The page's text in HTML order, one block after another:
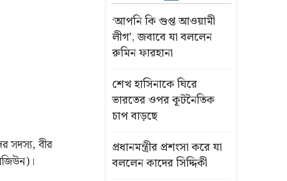
সদস্য, বীর
নারী সহকর্মীর ঘর
থেকে বস্ত্রহীন
অবস্থায় যুবদল
সভাপতি আটক
ইতালি
বিমানবন্দরে
আটকা ঢাকাগামী
যাত্রী
‘আপনি কি গুপ্ত আওয়ামী
লীগ’, জবাবে যা বললেন
রুমিন ফারহানা
শেখ হাসিনাকে ঘিরে
ভারতের ওপর কূটনৈতিক
চাপ বাড়ছে
প্রধানমন্ত্রীর প্রশংসা করে যা
বললেন কাদের সিদ্দিকী